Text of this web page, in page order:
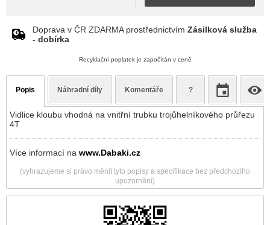
Doprava v ČR ZDARMA prostřednictvím Zásilková služba
- dobírka
Recyklační poplatek je započítán v ceně
Popis Náhradní díly Komentáře ?
Vidlice kloubu vhodná na vnitřní trubku trojůhelníkového průřezu
4T
Více informací na www.Dabaki.cz
(vyhrazujeme si právo měnit tyto popisy a specifikace bez předchozího
upozornění)